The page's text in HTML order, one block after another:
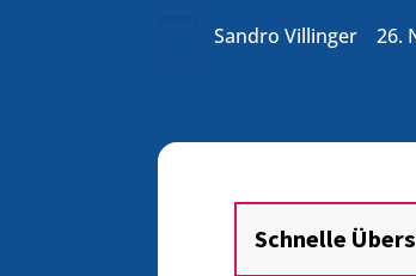
Sandro Villinger 26.
Schnelle